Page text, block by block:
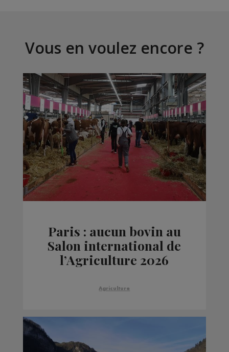
Vous en voulez encore ?
Paris : aucun bovin au
Salon international de
l’Agriculture 2026
Agriculture